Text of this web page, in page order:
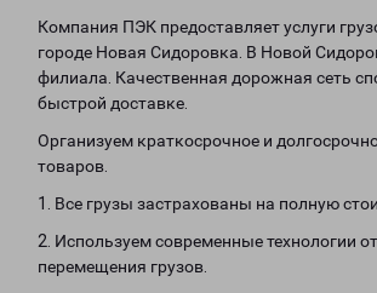
Компания ПЭК предоставляет услуги
городе Новая Сидоровка. В Новой
филиала. Качественная дорожная сеть
быстрой доставке.
Организуем краткосрочное и
товаров.
1. Все грузы застрахованы на полную
2. Используем современные технологии
перемещения грузов.